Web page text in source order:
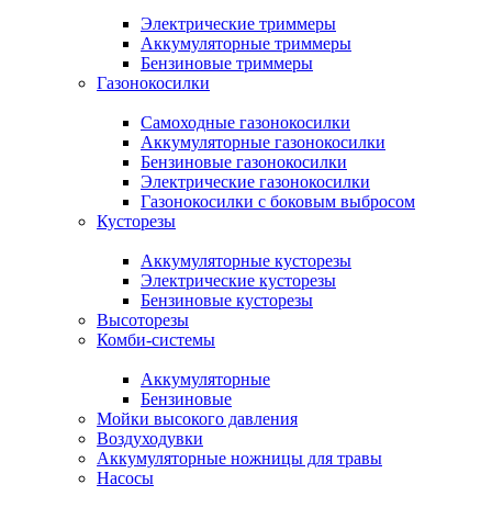
Электрические триммеры
Аккумуляторные триммеры
Бензиновые триммеры
Газонокосилки
Самоходные газонокосилки
Аккумуляторные газонокосилки
Бензиновые газонокосилки
Электрические газонокосилки
Газонокосилки с боковым выбросом
Кусторезы
Аккумуляторные кусторезы
Электрические кусторезы
Бензиновые кусторезы
Высоторезы
Комби-системы
Аккумуляторные
Бензиновые
Мойки высокого давления
Воздуходувки
Аккумуляторные ножницы для травы
Насосы